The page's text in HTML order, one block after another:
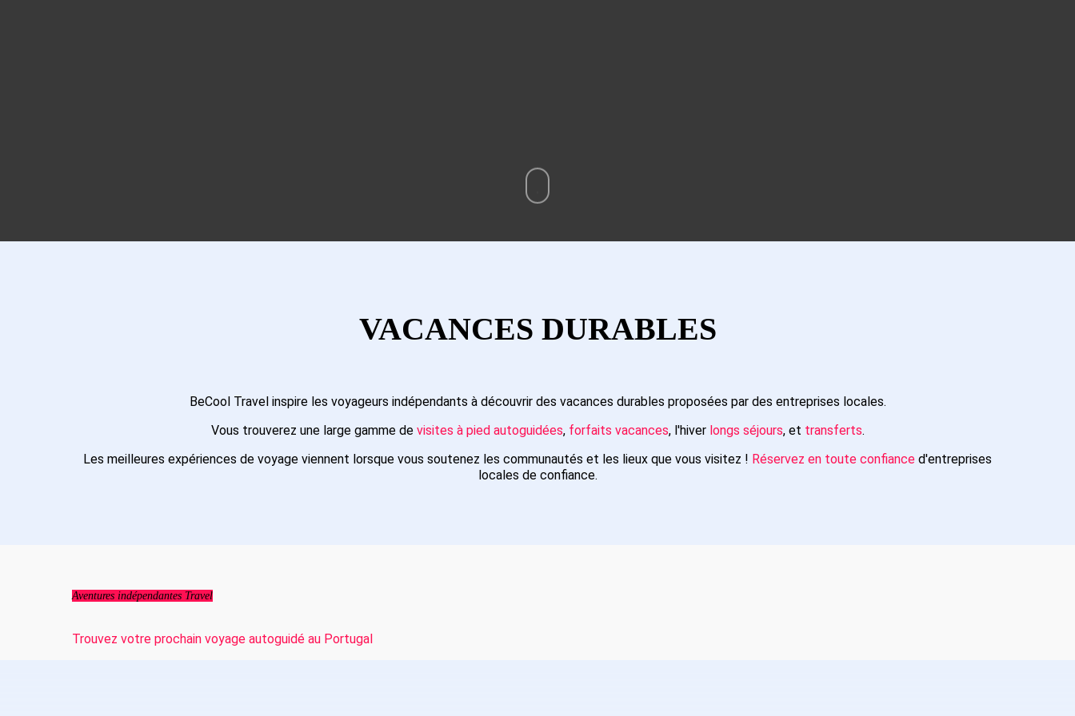
VACANCES DURABLES
BeCool Travel inspire les voyageurs indépendants à découvrir des vacances durables proposées par des entreprises locales.
Vous trouverez une large gamme de visites à pied autoguidées, forfaits vacances, l'hiver longs séjours, et transferts.
Les meilleures expériences de voyage viennent lorsque vous soutenez les communautés et les lieux que vous visitez ! Réservez en toute confiance d'entreprises
locales de confiance.
Aventures indépendantes Travel
Trouvez votre prochain voyage autoguidé au Portugal